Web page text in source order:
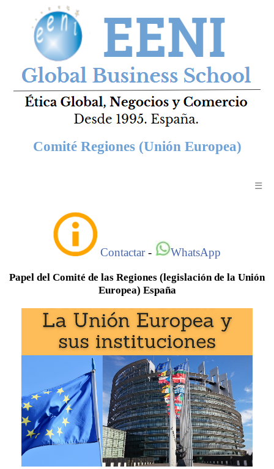
Comité Regiones (Unión Europea)
☰
Contactar- WhatsApp
Papel del Comité de las Regiones (legislación de la Unión
Europea) España